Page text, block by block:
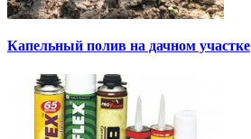
Капельный полив на дачном участке